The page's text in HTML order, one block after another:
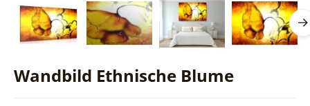
Wandbild Ethnische Blume